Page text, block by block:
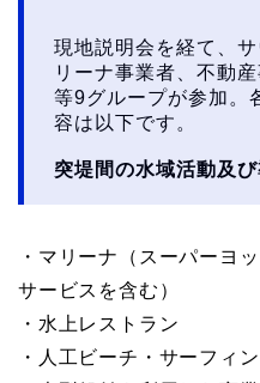
現地説明会を経て、
リーナ事業者、不動
等9グループが参加。
容は以下です。
突堤間の⽔域活動及
・マリーナ（スーパーヨ
サービスを含む）
・⽔上レストラン
・人工ビーチ・サーフィ